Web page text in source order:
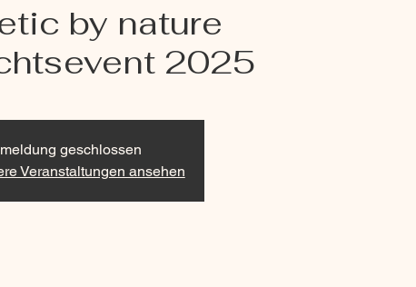
by nature
2025
geschlossen
Veranstaltungen ansehen